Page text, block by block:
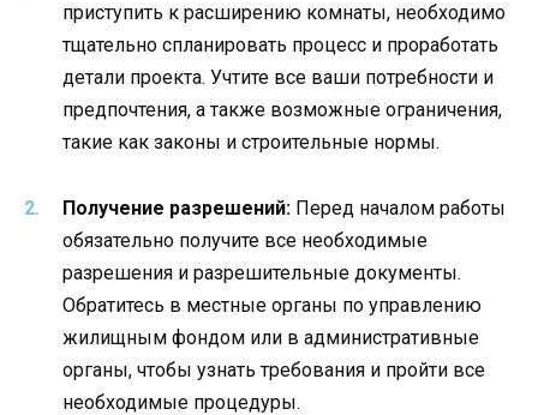
приступить к расширению комнаты, необходимо
тщательно спланировать процесс и проработать
детали проекта. Учтите все ваши потребности и
предпочтения, а также возможные ограничения,
такие как законы и строительные нормы.
Получение разрешений: Перед началом работы
обязательно получите все необходимые
разрешения и разрешительные документы.
Обратитесь в местные органы по управлению
жилищным фондом или в административные
органы, чтобы узнать требования и пройти все
необходимые процедуры.